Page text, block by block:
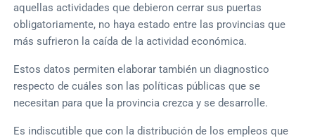
aquellas actividades que debieron cerrar sus puertas
obligatoriamente, no haya estado entre las provincias que
más sufrieron la caída de la actividad económica.
Estos datos permiten elaborar también un diagnostico
respecto de cuáles son las políticas públicas que se
necesitan para que la provincia crezca y se desarrolle.
Es indiscutible que con la distribución de los empleos que